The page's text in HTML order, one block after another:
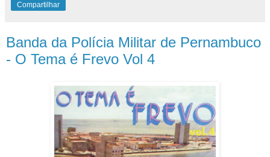
Compartilhar
Banda da Polícia Militar de Pernambuco
- O Tema é Frevo Vol 4